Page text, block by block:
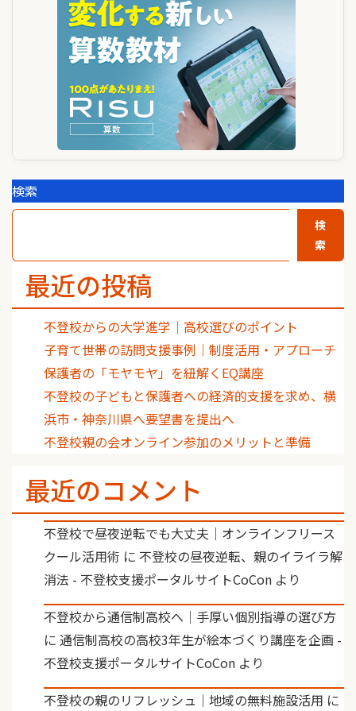
検索
検
索
最近の投稿
不登校からの大学進学｜高校選びのポイント
子育て世帯の訪問支援事例｜制度活用・アプローチ
保護者の「モヤモヤ」を紐解くEQ講座
不登校の子どもと保護者への経済的支援を求め、横
浜市・神奈川県へ要望書を提出へ
不登校親の会オンライン参加のメリットと準備
最近のコメント
不登校で昼夜逆転でも大丈夫｜オンラインフリース
クール活用術 に 不登校の昼夜逆転、親のイライラ解
消法 - 不登校支援ポータルサイトCoCon より
不登校から通信制高校へ｜手厚い個別指導の選び方
に 通信制高校の高校3年生が絵本づくり講座を企画 -
不登校支援ポータルサイトCoCon より
不登校の親のリフレッシュ｜地域の無料施設活用 に